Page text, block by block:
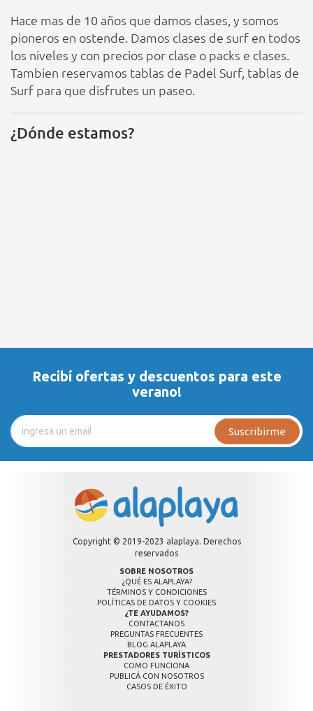
Hace mas de 10 años que damos clases, y somos
pioneros en ostende. Damos clases de surf en todos
los niveles y con precios por clase o packs e clases.
Tambien reservamos tablas de Padel Surf, tablas de
Surf para que disfrutes un paseo.
¿Dónde estamos?
Recibí ofertas y descuentos para este
verano!
Suscribirme
Copyright © 2019-2023 alaplaya. Derechos
reservados
SOBRE NOSOTROS
¿QUÉ ES ALAPLAYA?
TÉRMINOS Y CONDICIONES
POLÍTICAS DE DATOS Y COOKIES
¿TE AYUDAMOS?
CONTACTANOS
PREGUNTAS FRECUENTES
BLOG ALAPLAYA
PRESTADORES TURÍSTICOS
COMO FUNCIONA
PUBLICÁ CON NOSOTROS
CASOS DE ÉXITO